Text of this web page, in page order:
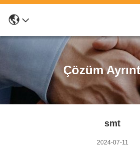
Çözüm
smt
2024-07-11